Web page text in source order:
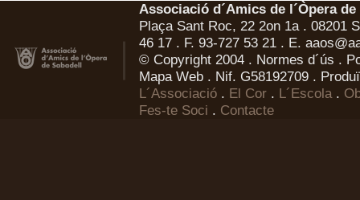
Associació d´Amics de l´Òpera
Plaça Sant Roc, 22 2on 1a . 08201
46 17 . F. 93-727 53 21 . E.
© Copyright 2004 . Normes d´ús .
Mapa Web . Nif. G58192709 .
L´Associació . El Cor . L´Escola.
Fes-te Soci . Contacte